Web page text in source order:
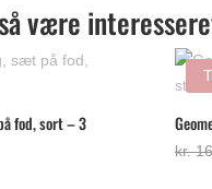
være
fod, sort – 3
kr.